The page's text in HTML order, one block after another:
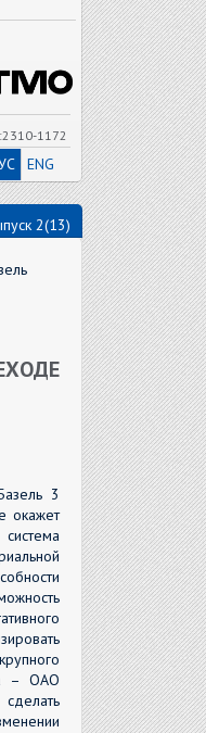
1172
ENG
2(13)
3
окажет
– ОАО